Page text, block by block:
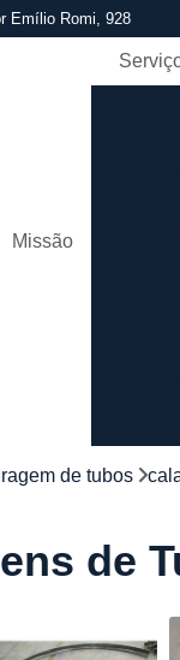
Emílio Romi, 928
Missão
Cortes
chapa
de tubos
de